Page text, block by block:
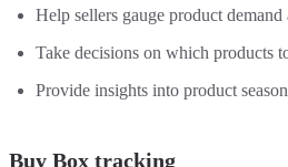
Help sellers gauge product
Take decisions on which products
Provide insights into product
Buy Box tracking